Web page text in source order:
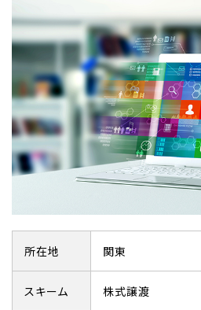
所在地 関東
スキーム 株式譲渡